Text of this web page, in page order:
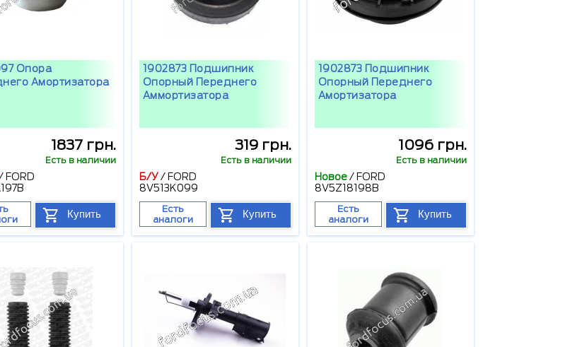
Опора
Амортизатора
1837 грн.
Есть в наличии
FORD
Купить
1902873 Подшипник
Опорный Переднего
Аммортизатора
319 грн.
Есть в наличии
Б/У/ FORD
8V513K099
Есть
аналоги
Купить
1902873 Подшипник
Опорный Переднего
Амортизатора
1096 грн.
Есть в наличии
Новое/ FORD
8V5Z18198B
Есть
аналоги
Купить